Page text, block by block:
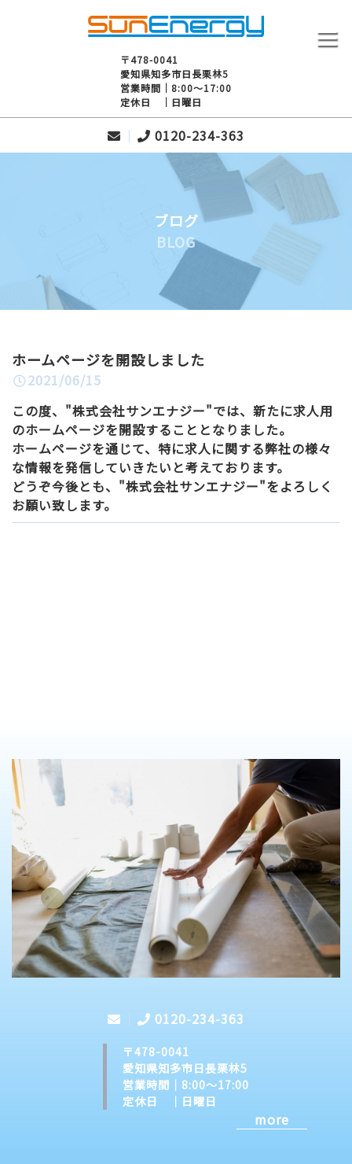
〒478-0041
愛知県知多市日長栗林5
営業時間｜8:00～17:00
定休日 ｜日曜日
0120-234-363
ブログ
BLOG
ホームページを開設しました
2021/06/15
この度、"株式会社サンエナジー"では、新たに求人用
のホームページを開設することとなりました。
ホームページを通じて、特に求人に関する弊社の様々
な情報を発信していきたいと考えております。
どうぞ今後とも、"株式会社サンエナジー"をよろしく
お願い致します。
0120-234-363
〒478-0041
愛知県知多市日長栗林5
営業時間｜8:00～17:00
定休日 ｜日曜日
more